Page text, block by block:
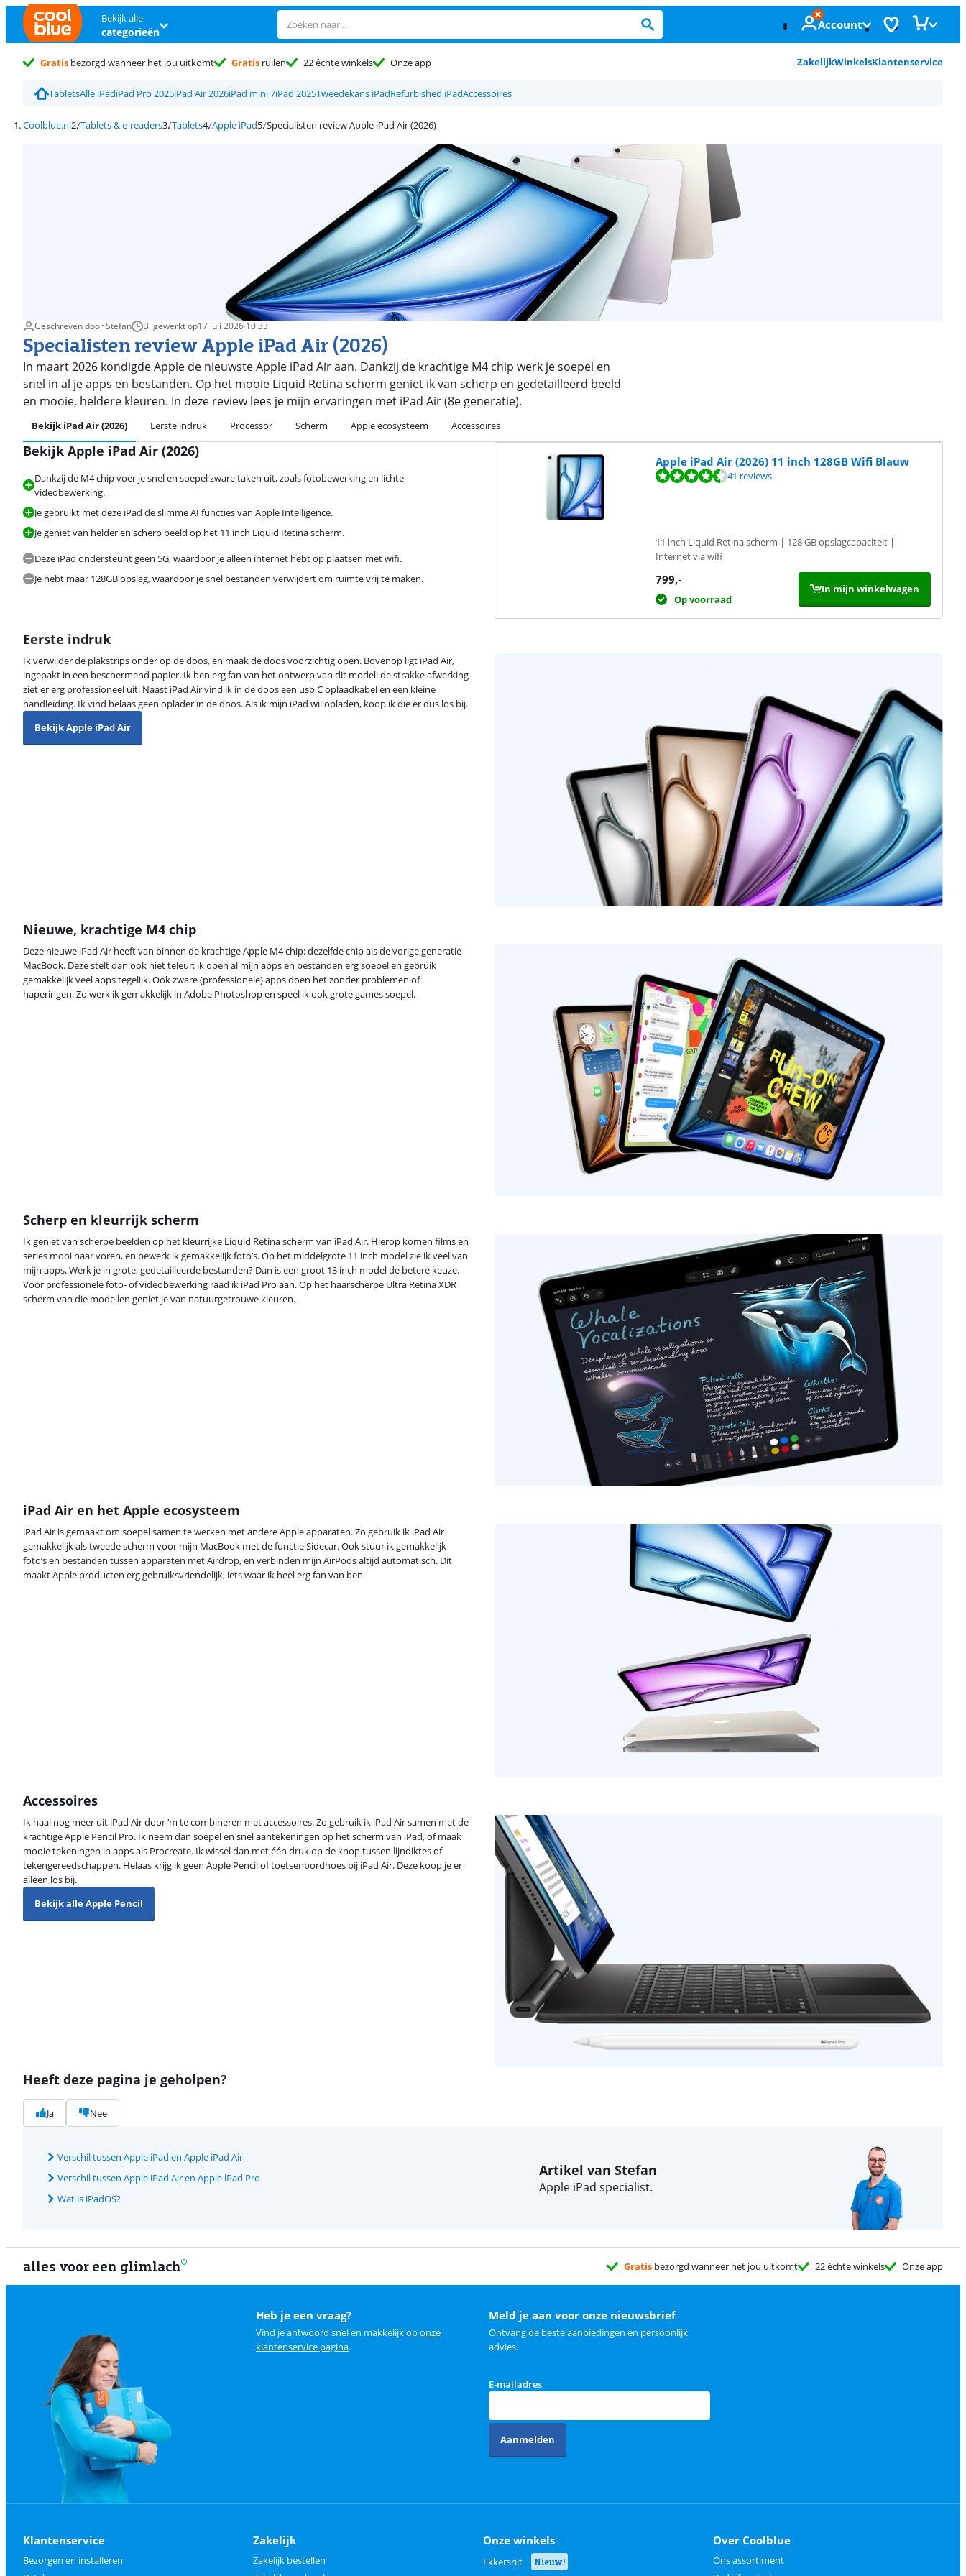
Bekijk alle
categorieën Account
Gratis bezorgd wanneer het jou uitkomt Gratis ruilen 22 échte winkels Onze app ZakelijkWinkelsKlantenservice
TabletsAlle iPadiPad Pro 2025iPad Air 2026iPad mini 7iPad 2025Tweedekans iPadRefurbished iPadAccessoires
Coolblue.nl Tablets & e-readers Tablets Apple iPad Specialisten review Apple iPad Air (2026)
Geschreven door Stefan Bijgewerkt op17 juli 2026·10.33
Specialisten review Apple iPad Air (2026)
In maart 2026 kondigde Apple de nieuwste Apple iPad Air aan. Dankzij de krachtige M4 chip werk je soepel en
snel in al je apps en bestanden. Op het mooie Liquid Retina scherm geniet ik van scherp en gedetailleerd beeld
en mooie, heldere kleuren. In deze review lees je mijn ervaringen met iPad Air (8e generatie).
Bekijk iPad Air (2026) Eerste indruk Processor Scherm Apple ecosysteem Accessoires
Bekijk Apple iPad Air (2026)
Dankzij de M4 chip voer je snel en soepel zware taken uit, zoals fotobewerking en lichte
videobewerking.
Je gebruikt met deze iPad de slimme AI functies van Apple Intelligence.
Je geniet van helder en scherp beeld op het 11 inch Liquid Retina scherm.
Deze iPad ondersteunt geen 5G, waardoor je alleen internet hebt op plaatsen met wifi.
Je hebt maar 128GB opslag, waardoor je snel bestanden verwijdert om ruimte vrij te maken.
Apple iPad Air (2026) 11 inch 128GB Wifi Blauw
Beoordeling is 9,3 van de 10, gebaseerd op 41 reviews. 41 reviews
11 inch Liquid Retina scherm | 128 GB opslagcapaciteit |
Internet via wifi
799,-
Op voorraad
In mijn winkelwagen
Eerste indruk
Ik verwijder de plakstrips onder op de doos, en maak de doos voorzichtig open. Bovenop ligt iPad Air,
ingepakt in een beschermend papier. Ik ben erg fan van het ontwerp van dit model: de strakke afwerking
ziet er erg professioneel uit. Naast iPad Air vind ik in de doos een usb C oplaadkabel en een kleine
handleiding. Ik vind helaas geen oplader in de doos. Als ik mijn iPad wil opladen, koop ik die er dus los bij.
Bekijk Apple iPad Air
Nieuwe, krachtige M4 chip
Deze nieuwe iPad Air heeft van binnen de krachtige Apple M4 chip: dezelfde chip als de vorige generatie
MacBook. Deze stelt dan ook niet teleur: ik open al mijn apps en bestanden erg soepel en gebruik
gemakkelijk veel apps tegelijk. Ook zware (professionele) apps doen het zonder problemen of
haperingen. Zo werk ik gemakkelijk in Adobe Photoshop en speel ik ook grote games soepel.
Scherp en kleurrijk scherm
Ik geniet van scherpe beelden op het kleurrijke Liquid Retina scherm van iPad Air. Hierop komen films en
series mooi naar voren, en bewerk ik gemakkelijk foto’s. Op het middelgrote 11 inch model zie ik veel van
mijn apps. Werk je in grote, gedetailleerde bestanden? Dan is een groot 13 inch model de betere keuze.
Voor professionele foto- of videobewerking raad ik iPad Pro aan. Op het haarscherpe Ultra Retina XDR
scherm van die modellen geniet je van natuurgetrouwe kleuren.
iPad Air en het Apple ecosysteem
iPad Air is gemaakt om soepel samen te werken met andere Apple apparaten. Zo gebruik ik iPad Air
gemakkelijk als tweede scherm voor mijn MacBook met de functie Sidecar. Ook stuur ik gemakkelijk
foto’s en bestanden tussen apparaten met Airdrop, en verbinden mijn AirPods altijd automatisch. Dit
maakt Apple producten erg gebruiksvriendelijk, iets waar ik heel erg fan van ben.
Accessoires
Ik haal nog meer uit iPad Air door ‘m te combineren met accessoires. Zo gebruik ik iPad Air samen met de
krachtige Apple Pencil Pro. Ik neem dan soepel en snel aantekeningen op het scherm van iPad, of maak
mooie tekeningen in apps als Procreate. Ik wissel dan met één druk op de knop tussen lijndiktes of
tekengereedschappen. Helaas krijg ik geen Apple Pencil of toetsenbordhoes bij iPad Air. Deze koop je er
alleen los bij.
Bekijk alle Apple Pencil
Heeft deze pagina je geholpen?
Ja Nee
Verschil tussen Apple iPad en Apple iPad Air
Verschil tussen Apple iPad Air en Apple iPad Pro
Wat is iPadOS?
Artikel van Stefan
Apple iPad specialist.
alles voor een glimlach Gratis bezorgd wanneer het jou uitkomt 22 échte winkels Onze app
Heb je een vraag?
Vind je antwoord snel en makkelijk oponze
klantenservice pagina.
Meld je aan voor onze nieuwsbrief
Ontvang de beste aanbiedingen en persoonlijk
advies.
E-mailadres
Aanmelden
Klantenservice
Bezorgen en installeren
Zakelijk
Zakelijk bestellen
Onze winkels
Ekkersrijt Nieuw!
Over Coolblue
Ons assortiment